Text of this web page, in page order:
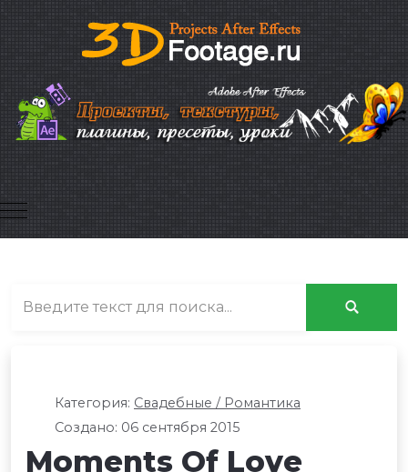
Mobile Menu Toggle
Категория: Свадебные / Романтика
Создано: 06 сентября 2015
Moments Of Love